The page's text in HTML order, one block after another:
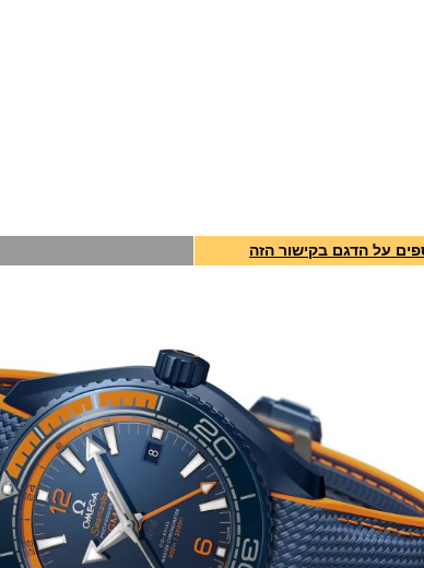
על הדגם בקישור הזה